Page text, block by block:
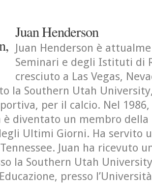
Juan Henderson
Juan Henderson è
Seminari e degli Istituti di
cresciuto a Las Vegas,
la Southern Utah
per il calcio. Nel
è diventato un membro della
Ultimi Giorni. Ha servito
Juan ha ricevuto
la Southern Utah
presso